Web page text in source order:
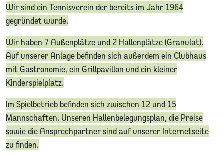
Wir sind ein Tennisverein der bereits im Jahr 1964
gegründet wurde.
Wir haben 7 Außenplätze und 2 Hallenplätze (Granulat).
Auf unserer Anlage befinden sich außerdem ein Clubhaus
mit Gastronomie, ein Grillpavillon und ein kleiner
Kinderspielplatz.
Im Spielbetrieb befinden sich zwischen 12 und 15
Mannschaften. Unseren Hallenbelegungsplan, die Preise
sowie die Ansprechpartner sind auf unserer Internetseite
zu finden.